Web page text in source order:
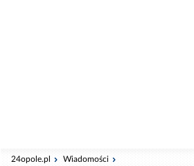
24opole.pl Wiadomości